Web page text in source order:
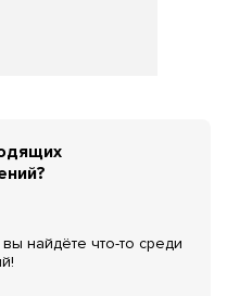
найдёте что-то среди